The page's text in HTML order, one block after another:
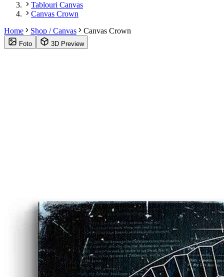
Tablouri Canvas
Canvas Crown
Home
Shop / Canvas Canvas Crown
Foto 3D Preview